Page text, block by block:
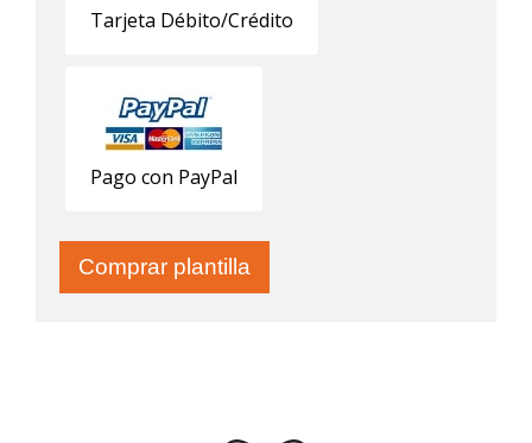
Tarjeta Débito/Crédito
Pago con PayPal
Comprar plantilla